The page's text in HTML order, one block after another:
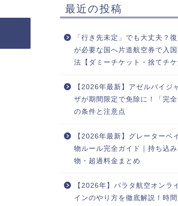
最近の投稿
「行き先未定」でも大丈夫？
が必要な国へ片道航空券で入
法【ダミーチケット・捨てチケ
【2026年最新】アゼルバイジ
ザが期間限定で免除に！「完全
の条件と注意点
【2026年最新】グレーターベ
物ルール完全ガイド｜持ち込
物・超過料金まとめ
【2026年】パラタ航空オンラ
インのやり方を徹底解説！時